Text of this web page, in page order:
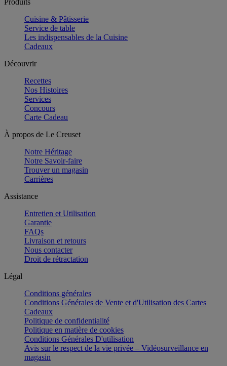
Cuisine & Pâtisserie
Service de table
Les indispensables de la Cuisine
Cadeaux
Découvrir
Recettes
Nos Histoires
Services
Concours
Carte Cadeau
À propos de Le Creuset
Notre Héritage
Notre Savoir-faire
Trouver un magasin
Carrières
Assistance
Entretien et Utilisation
Garantie
FAQs
Livraison et retours
Nous contacter
Droit de rétractation
Légal
Conditions générales
Conditions Générales de Vente et d'Utilisation des Cartes
Cadeaux
Politique de confidentialité
Politique en matière de cookies
Conditions Générales D'utilisation
Avis sur le respect de la vie privée – Vidéosurveillance en
magasin